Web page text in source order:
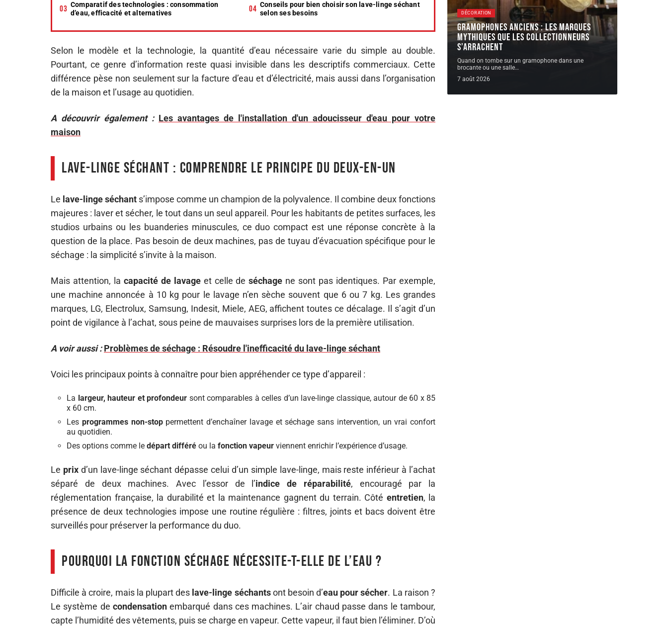
Comparatif des technologies : consommation
d’eau, efficacité et alternatives
Conseils pour bien choisir son lave-linge séchant
selon ses besoins
Selon le modèle et la technologie, la quantité d’eau nécessaire varie du simple au double.
Pourtant, ce genre d’information reste quasi invisible dans les descriptifs commerciaux. Cette
différence pèse non seulement sur la facture d’eau et d’électricité, mais aussi dans l’organisation
de la maison et l’usage au quotidien.
A découvrir également : Les avantages de l'installation d'un adoucisseur d'eau pour votre
maison
Lave-linge séchant : comprendre le principe du deux-en-un
Le lave-linge séchant s’impose comme un champion de la polyvalence. Il combine deux fonctions
majeures : laver et sécher, le tout dans un seul appareil. Pour les habitants de petites surfaces, les
studios urbains ou les buanderies minuscules, ce duo compact est une réponse concrète à la
question de la place. Pas besoin de deux machines, pas de tuyau d’évacuation spécifique pour le
séchage : la simplicité s’invite à la maison.
Mais attention, la capacité de lavageet celle deséchage ne sont pas identiques. Par exemple,
une machine annoncée à 10 kg pour le lavage n’en sèche souvent que 6 ou 7 kg. Les grandes
marques, LG, Electrolux, Samsung, Indesit, Miele, AEG, affichent toutes ce décalage. Il s’agit d’un
point de vigilance à l’achat, sous peine de mauvaises surprises lors de la première utilisation.
A voir aussi : Problèmes de séchage : Résoudre l'inefficacité du lave-linge séchant
Voici les principaux points à connaître pour bien appréhender ce type d’appareil :
La largeur, hauteur et profondeur sont comparables à celles d’un lave-linge classique, autour de 60 x 85
x 60 cm.
Les programmes non-stoppermettent d’enchaîner lavage et séchage sans intervention, un vrai confort
au quotidien.
Des options comme le départ différé ou la fonction vapeur viennent enrichir l’expérience d’usage.
Le prixd’un lave-linge séchant dépasse celui d’un simple lave-linge, mais reste inférieur à l’achat
séparé de deux machines. Avec l’essor de l’indice de réparabilité, encouragé par la
réglementation française, la durabilité et la maintenance gagnent du terrain. Côté entretien, la
présence de deux technologies impose une routine régulière : filtres, joints et bacs doivent être
surveillés pour préserver la performance du duo.
Pourquoi la fonction séchage nécessite-t-elle de l’eau ?
Difficile à croire, mais la plupart des lave-linge séchantsont besoin d’eau pour sécher. La raison ?
Le système de condensationembarqué dans ces machines. L’air chaud passe dans le tambour,
capte l’humidité des vêtements, puis se charge en vapeur. Cette vapeur, il faut bien l’éliminer. D’où
DÉCORATION
Gramophones anciens : les marques
mythiques que les collectionneurs
s’arrachent
Quand on tombe sur un gramophone dans une
brocante ou une salle…
7 août 2026